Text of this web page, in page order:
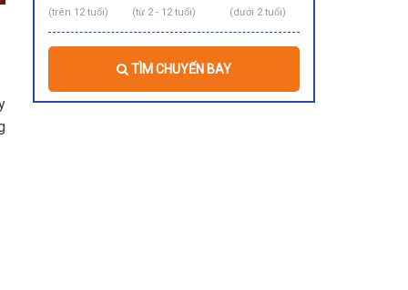
(trên 12 tuổi) (từ 2 - 12 tuổi) (dưới 2 tuổi)
TÌM CHUYẾN BAY